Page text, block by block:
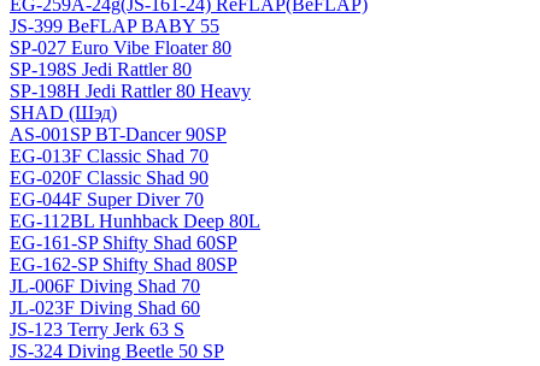
EG-259A-24g(JS-161-24) ReFLAP(BeFLAP)
JS-399 BeFLAP BABY 55
SP-027 Euro Vibe Floater 80
SP-198S Jedi Rattler 80
SP-198H Jedi Rattler 80 Heavy
SHAD (Шэд)
AS-001SP BT-Dancer 90SP
EG-013F Classic Shad 70
EG-020F Classic Shad 90
EG-044F Super Diver 70
EG-112BL Hunhback Deep 80L
EG-161-SP Shifty Shad 60SP
EG-162-SP Shifty Shad 80SP
JL-006F Diving Shad 70
JL-023F Diving Shad 60
JS-123 Terry Jerk 63 S
JS-324 Diving Beetle 50 SP